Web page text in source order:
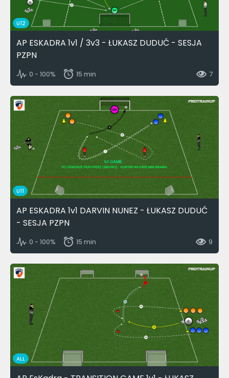
U12
AP ESKADRA 1v1 / 3v3 - ŁUKASZ DUDUĆ - SESJA
PZPN
0 - 100% 15 min 7
U11
AP ESKADRA 1v1 DARVIN NUNEZ - ŁUKASZ DUDUĆ
- SESJA PZPN
0 - 100% 15 min 9
ALL